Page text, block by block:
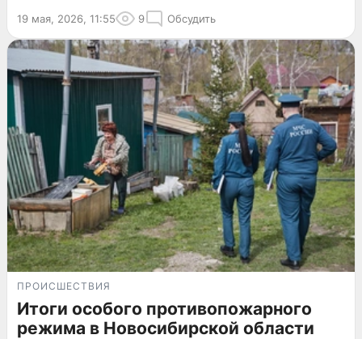
19 мая, 2026, 11:55 9 Обсудить
ПРОИСШЕСТВИЯ
Итоги особого противопожарного
режима в Новосибирской области